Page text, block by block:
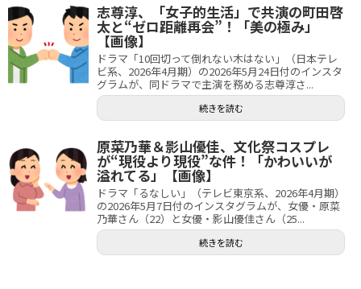
志尊淳、「女子的生活」で共演の町田啓
太と“ゼロ距離再会”！「美の極み」
【画像】
ドラマ「10回切って倒れない木はない」（日本テレ
ビ系、2026年4月期）の2026年5月24日付のインスタ
グラムが、同ドラマで主演を務める志尊淳さ...
続きを読む
原菜乃華＆影山優佳、文化祭コスプレ
が“現役より現役”な件！「かわいいが
溢れてる」【画像】
ドラマ「るなしい」（テレビ東京系、2026年4月期）
の2026年5月7日付のインスタグラムが、女優・原菜
乃華さん（22）と女優・影山優佳さん（25...
続きを読む